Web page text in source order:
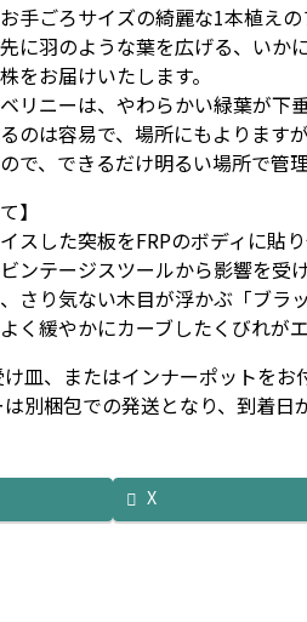
手ごろサイズの綺麗な1本植えの
に羽のような葉を広げる、いか
をお届けいたします。
リニーは、やわらかい緑葉が
のは容易で、場所にもよります
で、できるだけ明るい場所で管
】
スした突板をFRPのボディに貼
ンテージスツールから影響を
さり気ない木目が浮かぶ「ブラ
く緩やかにカーブしたくびれが
皿、またはインナーポットをお
別梱包での発送となり、到着日
X